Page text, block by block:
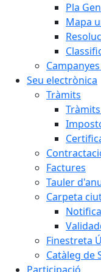
Pla
Mapa
Seu electrònica
Tràmits
Factures
Tauler
Carpeta
Finestreta
Catàleg de